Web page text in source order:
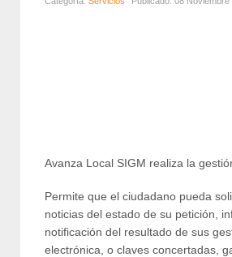
Avanza Local SIGM realiza la
Permite que el ciudadano pueda
noticias del estado de su petición,
notificación del resultado de sus
electrónica, o claves concertadas,